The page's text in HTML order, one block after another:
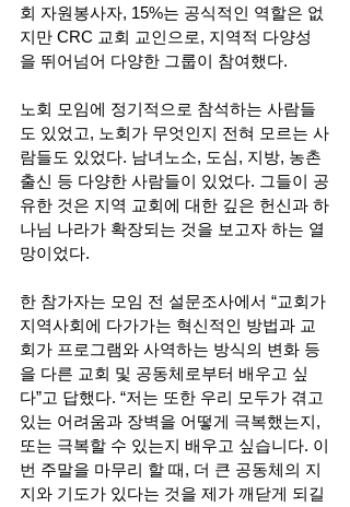
회 자원봉사자, 15%는 공식적인 역할은 없
지만 CRC 교회 교인으로, 지역적 다양성
을 뛰어넘어 다양한 그룹이 참여했다.
노회 모임에 정기적으로 참석하는 사람들
도 있었고, 노회가 무엇인지 전혀 모르는 사
람들도 있었다. 남녀노소, 도심, 지방, 농촌
출신 등 다양한 사람들이 있었다. 그들이 공
유한 것은 지역 교회에 대한 깊은 헌신과 하
나님 나라가 확장되는 것을 보고자 하는 열
망이었다.
한 참가자는 모임 전 설문조사에서 “교회가
지역사회에 다가가는 혁신적인 방법과 교
회가 프로그램와 사역하는 방식의 변화 등
을 다른 교회 및 공동체로부터 배우고 싶
다”고 답했다. “저는 또한 우리 모두가 겪고
있는 어려움과 장벽을 어떻게 극복했는지,
또는 극복할 수 있는지 배우고 싶습니다. 이
번 주말을 마무리 할 때, 더 큰 공동체의 지
지와 기도가 있다는 것을 제가 깨닫게 되길